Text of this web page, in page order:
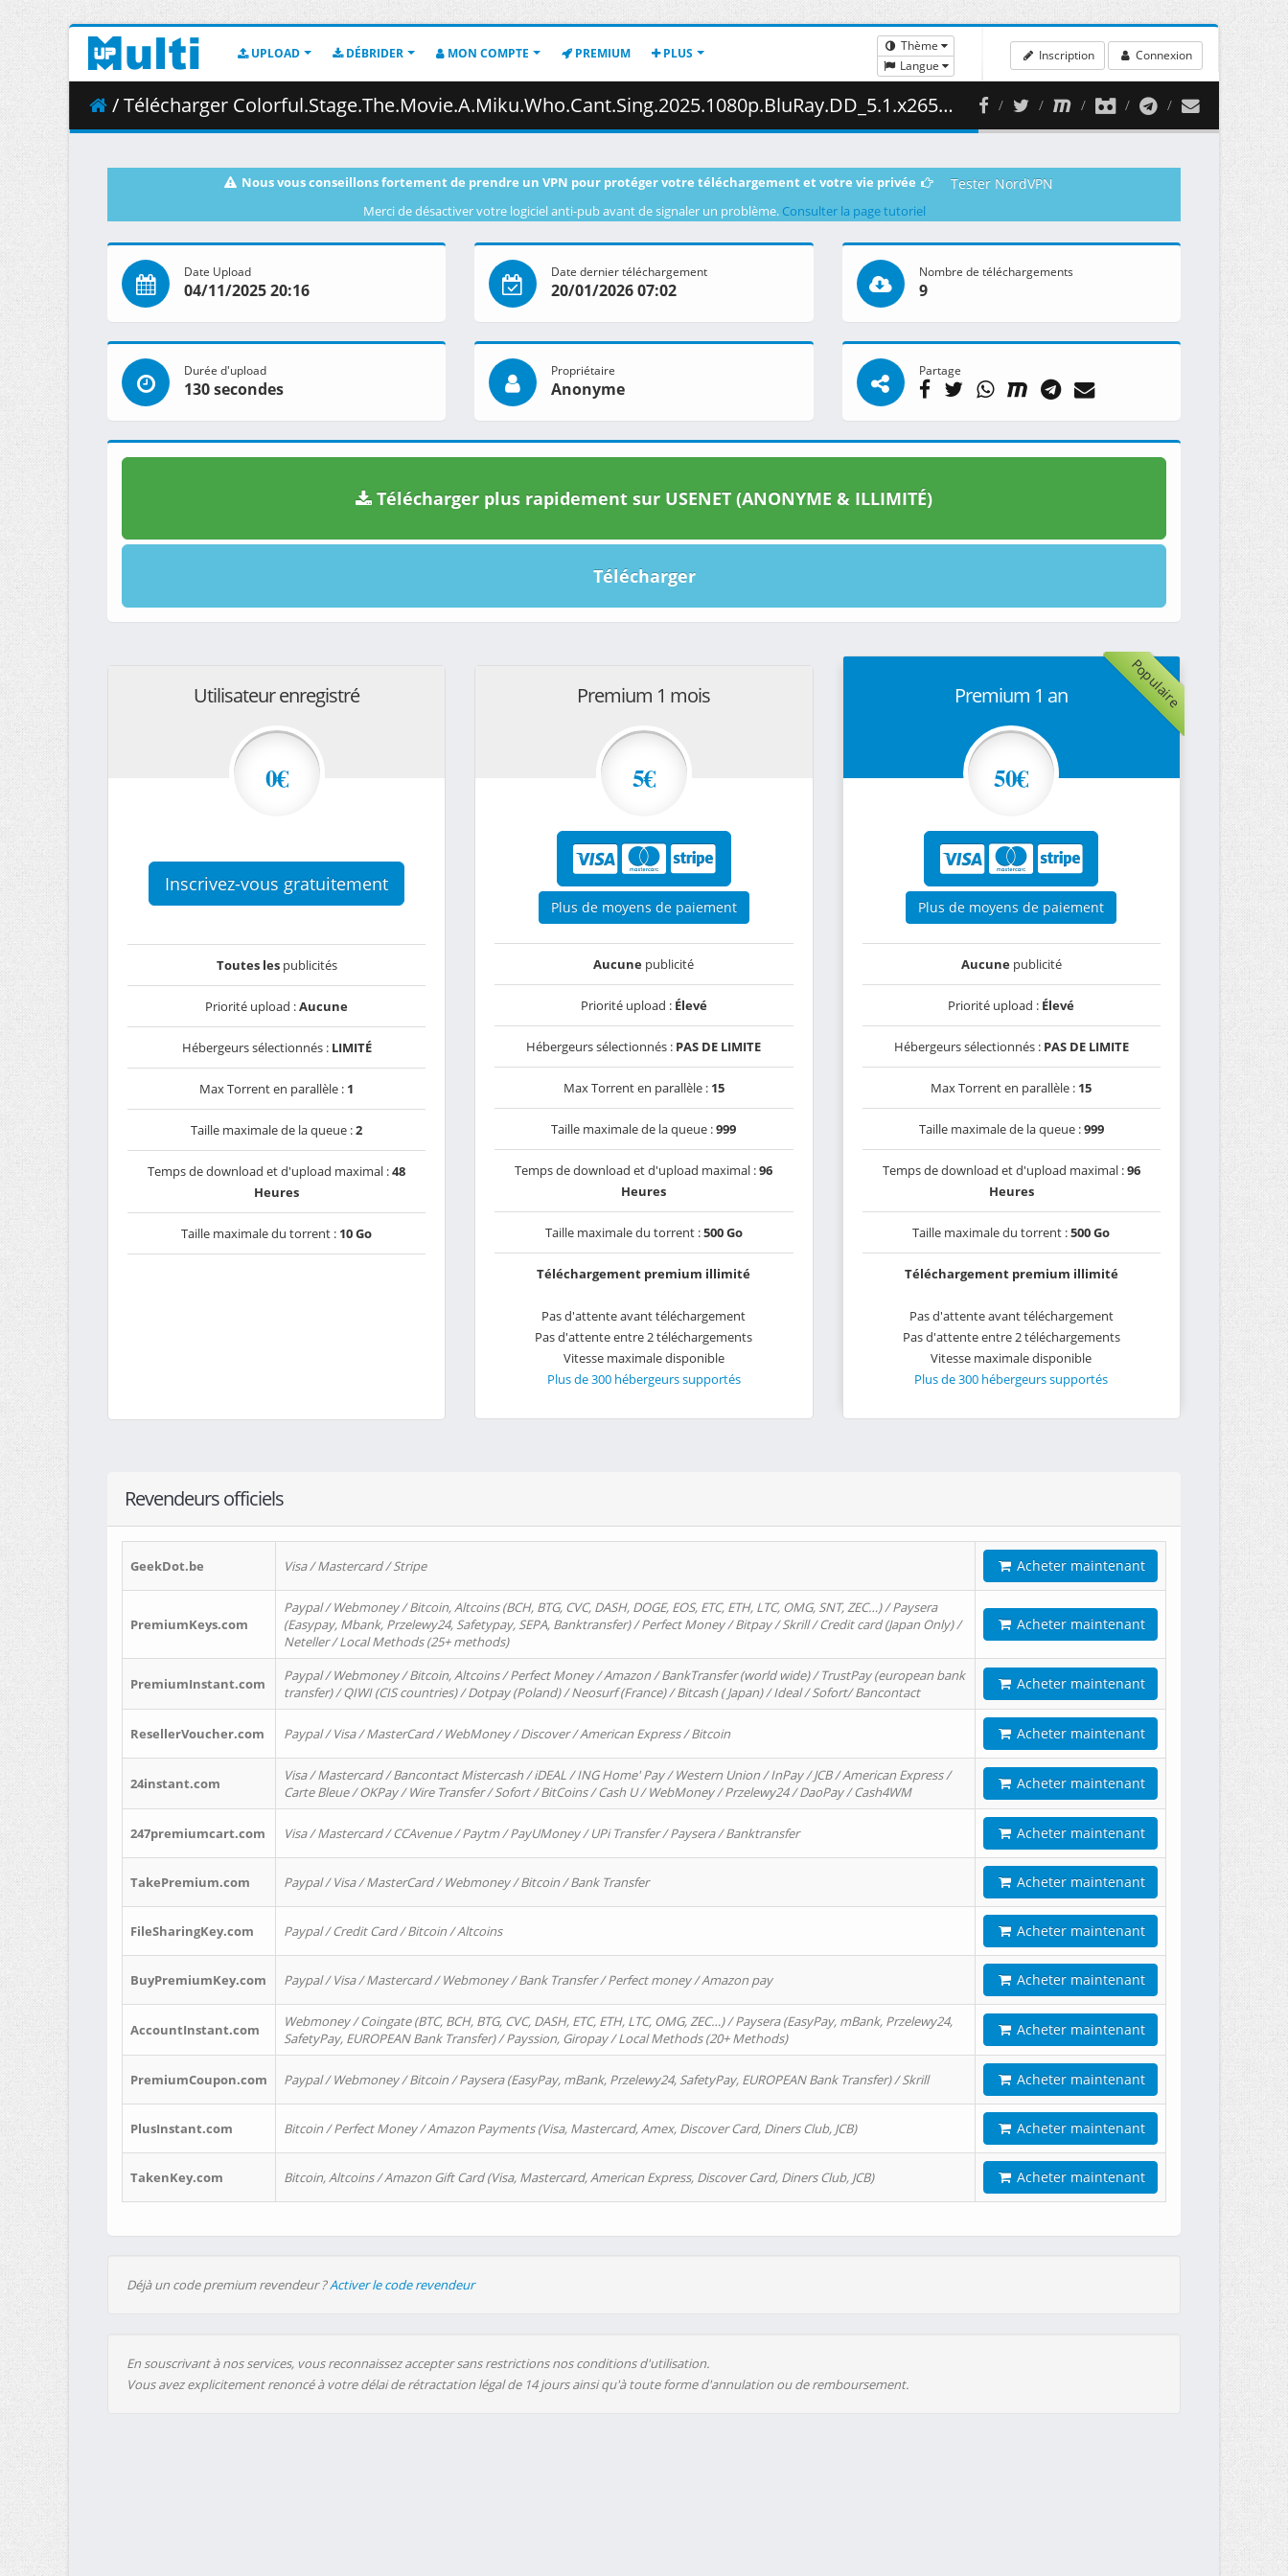
UPLOAD DÉBRIDER MON COMPTE PREMIUM PLUS
Thème
Langue
Inscription Connexion
/ Télécharger Colorful.Stage.The.Movie.A.Miku.Who.Cant.Sing.2025.1080p.BluRay.DD_5.1.x265-Kawatare.mkv.023 ( 498.08 MB )
Nous vous conseillons fortement de prendre un VPN pour protéger votre téléchargement et votre vie privée Tester NordVPN
Merci de désactiver votre logiciel anti-pub avant de signaler un problème. Consulter la page tutoriel
Date Upload
04/11/2025 20:16
Date dernier téléchargement
20/01/2026 07:02
Nombre de téléchargements
9
Durée d'upload
130 secondes
Propriétaire
Anonyme
Partage
Télécharger plus rapidement sur USENET (ANONYME & ILLIMITÉ)
Télécharger
Utilisateur enregistré
0€
Inscrivez-vous gratuitement
Toutes lespublicités
Priorité upload :Aucune
Hébergeurs sélectionnés : LIMITÉ
Max Torrent en parallèle : 1
Taille maximale de la queue :2
Temps de download et d'upload maximal :48
Heures
Taille maximale du torrent : 10 Go
Premium 1 mois
5€
Plus de moyens de paiement
Aucune publicité
Priorité upload : Élevé
Hébergeurs sélectionnés : PAS DE LIMITE
Max Torrent en parallèle : 15
Taille maximale de la queue :999
Temps de download et d'upload maximal :96
Heures
Taille maximale du torrent :500 Go
Téléchargement premium illimité
Pas d'attente avant téléchargement
Pas d'attente entre 2 téléchargements
Vitesse maximale disponible
Plus de 300 hébergeurs supportés
Populaire
Premium 1 an
50€
Plus de moyens de paiement
Aucunepublicité
Priorité upload : Élevé
Hébergeurs sélectionnés : PAS DE LIMITE
Max Torrent en parallèle : 15
Taille maximale de la queue :999
Temps de download et d'upload maximal :96
Heures
Taille maximale du torrent :500 Go
Téléchargement premium illimité
Pas d'attente avant téléchargement
Pas d'attente entre 2 téléchargements
Vitesse maximale disponible
Plus de 300 hébergeurs supportés
Revendeurs officiels
GeekDot.be Visa / Mastercard / Stripe Acheter maintenant
PremiumKeys.com
Paypal / Webmoney / Bitcoin, Altcoins (BCH, BTG, CVC, DASH, DOGE, EOS, ETC, ETH, LTC, OMG, SNT, ZEC…) / Paysera
(Easypay, Mbank, Przelewy24, Safetypay, SEPA, Banktransfer) / Perfect Money / Bitpay / Skrill / Credit card (Japan Only) /
Neteller / Local Methods (25+ methods)
Acheter maintenant
PremiumInstant.com
Paypal / Webmoney / Bitcoin, Altcoins / Perfect Money / Amazon / BankTransfer (world wide) / TrustPay (european bank
transfer) / QIWI (CIS countries) / Dotpay (Poland) / Neosurf (France) / Bitcash ( Japan) / Ideal / Sofort/ Bancontact
Acheter maintenant
ResellerVoucher.com Paypal / Visa / MasterCard / WebMoney / Discover / American Express / Bitcoin Acheter maintenant
24instant.com
Visa / Mastercard / Bancontact Mistercash / iDEAL / ING Home' Pay / Western Union / InPay / JCB / American Express /
Carte Bleue / OKPay / Wire Transfer / Sofort / BitCoins / Cash U / WebMoney / Przelewy24 / DaoPay / Cash4WM
Acheter maintenant
247premiumcart.com Visa / Mastercard / CCAvenue / Paytm / PayUMoney / UPi Transfer / Paysera / Banktransfer Acheter maintenant
TakePremium.com Paypal / Visa / MasterCard / Webmoney / Bitcoin / Bank Transfer Acheter maintenant
FileSharingKey.com Paypal / Credit Card / Bitcoin / Altcoins Acheter maintenant
BuyPremiumKey.com Paypal / Visa / Mastercard / Webmoney / Bank Transfer / Perfect money / Amazon pay Acheter maintenant
AccountInstant.com
Webmoney / Coingate (BTC, BCH, BTG, CVC, DASH, ETC, ETH, LTC, OMG, ZEC…) / Paysera (EasyPay, mBank, Przelewy24,
SafetyPay, EUROPEAN Bank Transfer) / Payssion, Giropay / Local Methods (20+ Methods)
Acheter maintenant
PremiumCoupon.com Paypal / Webmoney / Bitcoin / Paysera (EasyPay, mBank, Przelewy24, SafetyPay, EUROPEAN Bank Transfer) / Skrill Acheter maintenant
PlusInstant.com Bitcoin / Perfect Money / Amazon Payments (Visa, Mastercard, Amex, Discover Card, Diners Club, JCB) Acheter maintenant
TakenKey.com Bitcoin, Altcoins / Amazon Gift Card (Visa, Mastercard, American Express, Discover Card, Diners Club, JCB) Acheter maintenant
Déjà un code premium revendeur ?Activer le code revendeur
En souscrivant à nos services, vous reconnaissez accepter sans restrictions nos conditions d'utilisation.
Vous avez explicitement renoncé à votre délai de rétractation légal de 14 jours ainsi qu'à toute forme d'annulation ou de remboursement.